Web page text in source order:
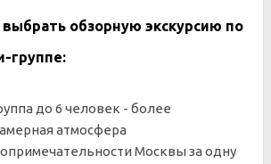
обзорную экскурсию по
группе:
до 6 человек - более
атмосфера
Москвы за одну